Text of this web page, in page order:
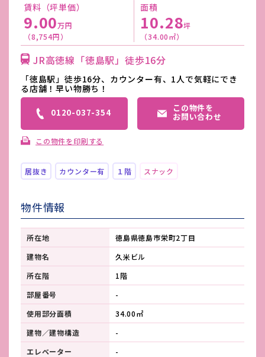
賃料（坪単価）
9.00万円
（8,754円）
面積
10.28坪
（34.00㎡）
JR高徳線「徳島駅」徒歩16分
「徳島駅」徒歩16分、カウンター有、1人で気軽にでき
る店舗！早い物勝ち！
0120-037-354 この物件を
お問い合わせ
この物件を印刷する
居抜き カウンター有 １階 スナック
物件情報
所在地
徳島県徳島市栄町2丁目
建物名
久米ビル
所在階
1階
部屋番号
-
使用部分面積
34.00㎡
建物／建物構造
-
エレベーター
-